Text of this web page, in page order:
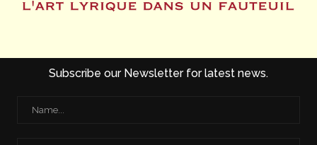
Subscribe our Newsletter for latest news.